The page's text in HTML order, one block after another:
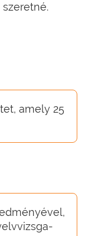
amely 25